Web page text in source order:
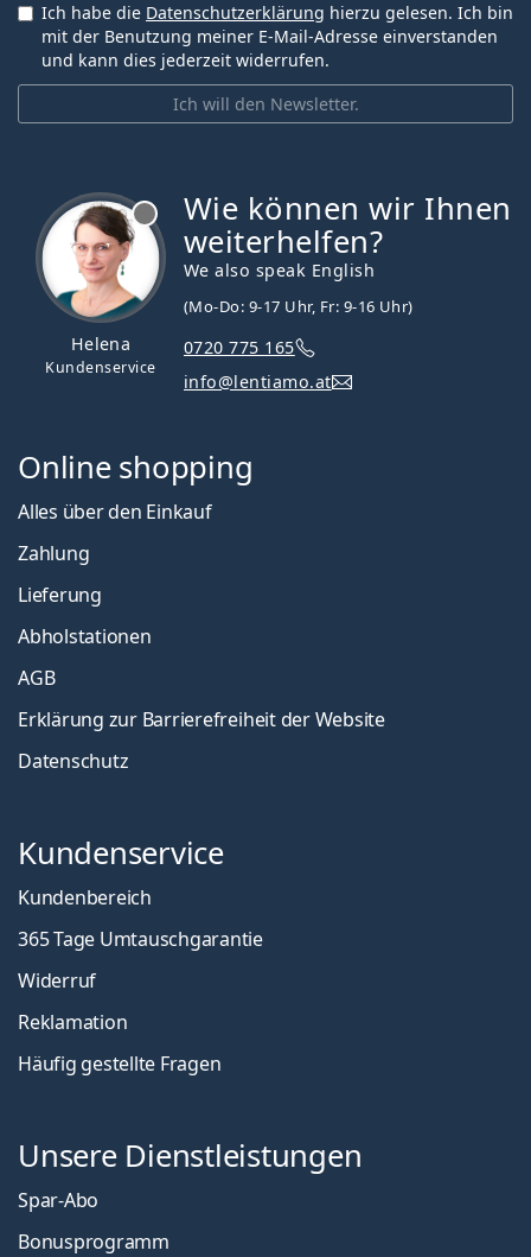
Ich will den Newsletter.
Ich habe die Datenschutzerklärung hierzu gelesen. Ich bin
mit der Benutzung meiner E-Mail-Adresse einverstanden
und kann dies jederzeit widerrufen.
Helena
Kundenservice
Wie können wir Ihnen
weiterhelfen?
We also speak English
(Mo-Do: 9-17 Uhr, Fr: 9-16 Uhr)
0720 775 165
info@lentiamo.at
Online shopping
Alles über den Einkauf
Zahlung
Lieferung
Abholstationen
AGB
Erklärung zur Barrierefreiheit der Website
Datenschutz
Kundenservice
Kundenbereich
365 Tage Umtauschgarantie
Widerruf
Reklamation
Häufig gestellte Fragen
Unsere Dienstleistungen
Spar-Abo
Bonusprogramm